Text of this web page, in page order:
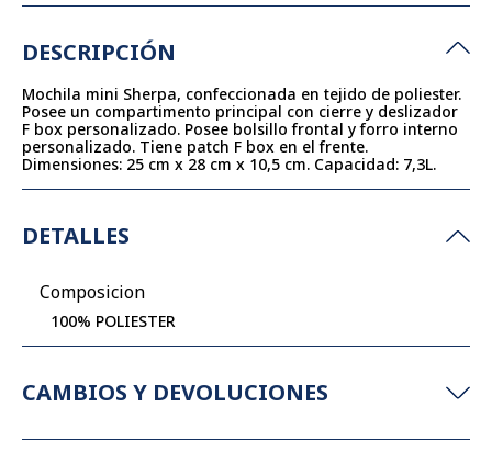
DESCRIPCIÓN
Mochila mini Sherpa, confeccionada en tejido de poliester.
Posee un compartimento principal con cierre y deslizador
F box personalizado. Posee bolsillo frontal y forro interno
personalizado. Tiene patch F box en el frente.
Dimensiones: 25 cm x 28 cm x 10,5 cm. Capacidad: 7,3L.
DETALLES
Composicion
100% POLIESTER
CAMBIOS Y DEVOLUCIONES